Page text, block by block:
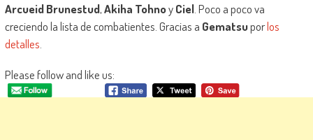
Arcueid Brunestud,Akiha TohnoyCiel. Poco a poco va
creciendo la lista de combatientes. Gracias a Gematsuporlos
detalles
Please follow and like us: